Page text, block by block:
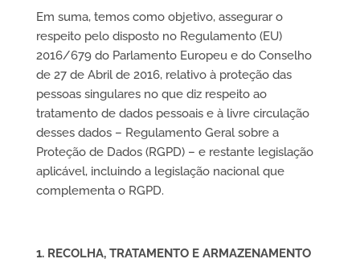
Em suma, temos como objetivo, assegurar o
respeito pelo disposto no Regulamento (EU)
2016/679 do Parlamento Europeu e do Conselho
de 27 de Abril de 2016, relativo à proteção das
pessoas singulares no que diz respeito ao
tratamento de dados pessoais e à livre circulação
desses dados – Regulamento Geral sobre a
Proteção de Dados (RGPD) – e restante legislação
aplicável, incluindo a legislação nacional que
complementa o RGPD.
1. RECOLHA, TRATAMENTO E ARMAZENAMENTO